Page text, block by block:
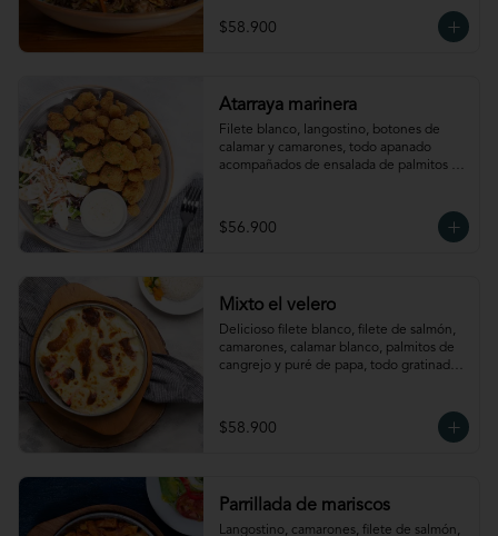
$58.900
Atarraya marinera
Filete blanco, langostino, botones de
calamar y camarones, todo apanado
acompañados de ensalada de palmitos
$56.900
Mixto el velero
Delicioso filete blanco, filete de salmón,
camarones, calamar blanco, palmitos de
cangrejo y puré de papa, todo gratinado
$58.900
Parrillada de mariscos
Langostino, camarones, filete de salmón,